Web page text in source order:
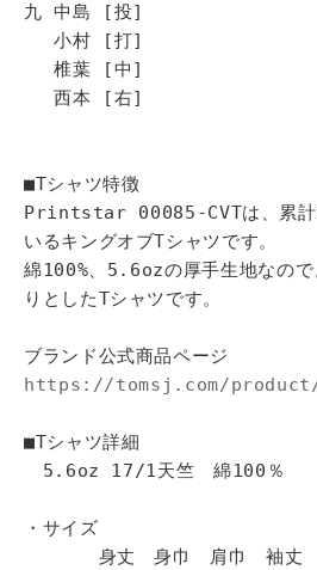
九 中島 [投]
小村 [打]
椎葉 [中]
西本 [右]
■Tシャツ特徴
Printstar 00085-CVTは、累計
いるキングオブTシャツです。
綿100%、5.6ozの厚手生地なの
りとしたTシャツです。
ブランド公式商品ページ
https://tomsj.com/product/
■Tシャツ詳細
5.6oz 17/1天竺 綿100％
・サイズ
身丈 身巾 肩巾 袖丈